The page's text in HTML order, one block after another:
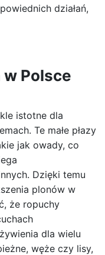
działań,
Polsce
istotne dla
Te małe płazy
jak owady, co
Dzięki temu
plonów w
że ropuchy
dla wielu
węże czy lisy,